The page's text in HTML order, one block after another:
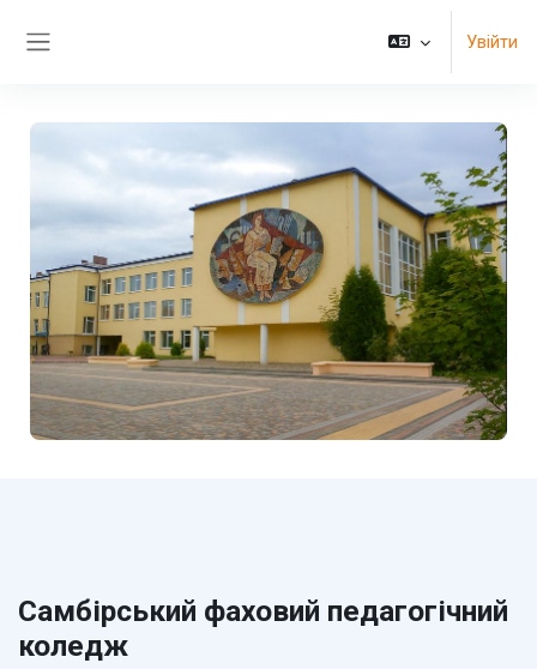
Увійти
Самбірський фаховий педагогічний
коледж